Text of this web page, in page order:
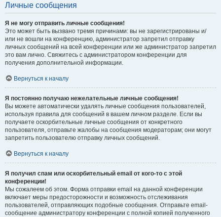
Личные сообщения
Я не могу отправить личные сообщения!
Это может быть вызвано тремя причинами: вы не зарегистрированы и/
или не вошли на конференцию, администратор запретил отправку
личных сообщений на всей конференции или же администратор запретил
это вам лично. Свяжитесь с администратором конференции для
получения дополнительной информации.
Вернуться к началу
Я постоянно получаю нежелательные личные сообщения!
Вы можете автоматически удалять личные сообщения пользователей,
используя правила для сообщений в вашем личном разделе. Если вы
получаете оскорбительные личные сообщения от конкретного
пользователя, отправьте жалобы на сообщения модераторам; они могут
запретить пользователю отправку личных сообщений.
Вернуться к началу
Я получил спам или оскорбительный email от кого-то с этой
конференции!
Мы сожалеем об этом. Форма отправки email на данной конференции
включает меры предосторожности и возможность отслеживания
пользователей, отправляющих подобные сообщения. Отправьте email-
сообщение администратору конференции с полной копией полученного